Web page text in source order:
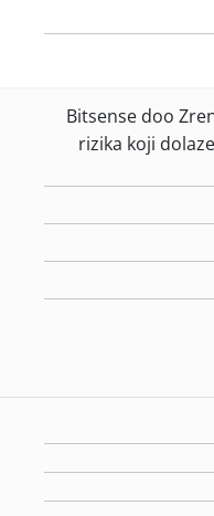
Bitsense doo
rizika koji